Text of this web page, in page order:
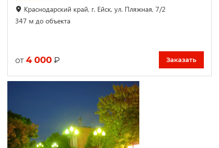
Краснодарский край, г. Ейск, ул. Пляжная, 7/2
347 м до объекта
от 4 000 ₽ Заказать